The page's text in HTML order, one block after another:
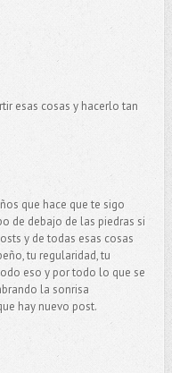
esas cosas y hacerlo tan
que hace que te sigo
de debajo de las piedras si
y de todas esas cosas
tu regularidad, tu
eso y por todo lo que se
la sonrisa
hay nuevo post.